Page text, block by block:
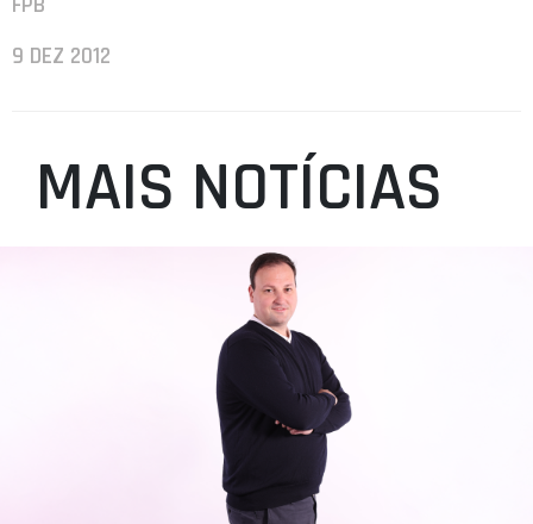
9 DEZ 2012
MAIS NOTÍCIAS